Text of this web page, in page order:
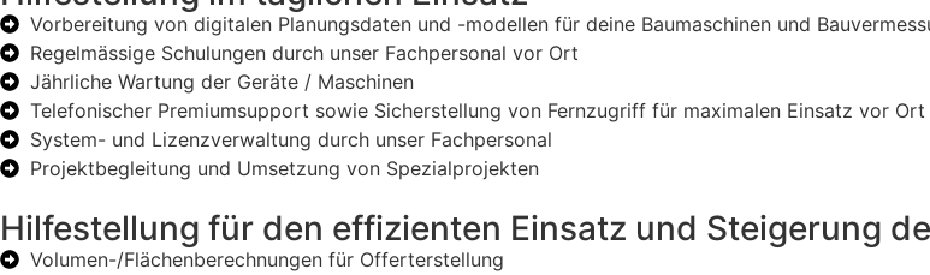
Vorbereitung von digitalen Planungsdaten und -modellen für deine Baumaschinen und
Regelmässige Schulungen durch unser Fachpersonal vor Ort
Jährliche Wartung der Geräte / Maschinen
Telefonischer Premiumsupport sowie Sicherstellung von Fernzugriff für maximalen Einsatz vor Ort
System- und Lizenzverwaltung durch unser Fachpersonal
Projektbegleitung und Umsetzung von Spezialprojekten
Hilfestellung für den effizienten Einsatz und Steigerung
Volumen-/Flächenberechnungen für Offerterstellung